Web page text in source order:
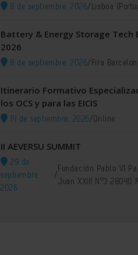
8 de septiembre, 2026/Lisboa
Battery & Energy Storage Tech
2026
8 de septiembre, 2026/Fira
Itinerario Formativo
los OCS y para las EICIS
14 de septiembre, 2026/Online
II AEVERSU SUMMIT
29 de
septiembre,
2026
/
Fundación Pablo VI
Juan XXIII Nº3 28040